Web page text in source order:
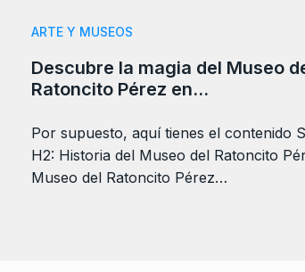
ARTE Y MUSEOS
Descubre la magia del Museo
Ratoncito Pérez en…
Por supuesto, aquí tienes el contenido
H2: Historia del Museo del Ratoncito
Museo del Ratoncito Pérez…